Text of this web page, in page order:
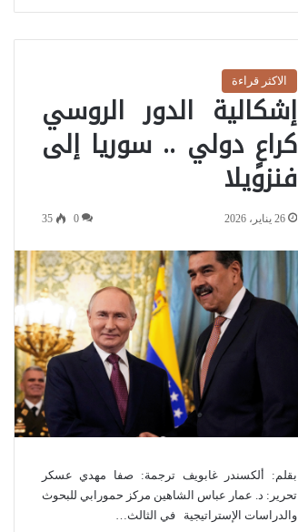
الاكثر قراءة
إشكالية الدور الروسي
كراعٍ دولي .. سوريا إلى
فنزويلا
26 يناير، 2026 0
35
بقلم: ألكسندر غابويف ترجمة: صفا مهدي عسكر
تحرير: د. عمار عباس الشاهين مركز حمورابي للبحوث
والدراسات الإستراتيجية في الثالث…